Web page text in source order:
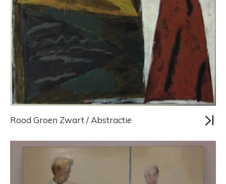
Rood Groen Zwart / Abstractie